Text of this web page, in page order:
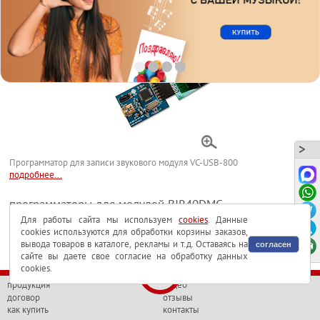
Записывающее устройство BUSB11RT для записи модуля
Программатор для записи звукового модуля VC-USB-800
подробнее...
программаторы для модулей BIR40DMC
Записывающее устройство на 1 звуковой модуль
BIR40DMC
продукция
договор
как купить
видео
отзывы
контакты
Для работы сайта мы используемcookies. Данные
cookies используются для обработки корзины заказов,
вывода товаров в каталоге, рекламы и т.д. Оставаясь на
сайте вы даете свое согласие на обработку данных
cookies.
согласен